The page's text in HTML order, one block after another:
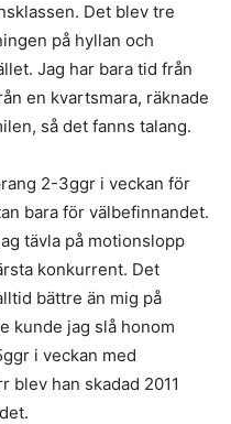
Det blev tre
på hyllan och
Jag har bara tid från
en kvartsmara, räknade
så det fanns talang.
2-3ggr i veckan för
bara för välbefinnandet.
tävla på motionslopp
konkurrent. Det
bättre än mig på
kunde jag slå honom
i veckan med
blev han skadad 2011